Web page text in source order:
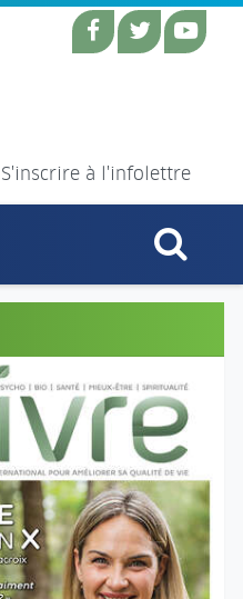
S'inscrire à l'infolettre